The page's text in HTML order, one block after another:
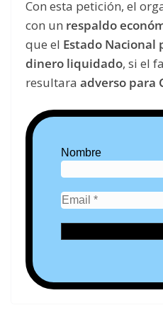
Con esta petición, el
con un respaldo
que el Estado
dinero liquidado, si el
resultara adverso para
Nombre